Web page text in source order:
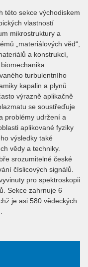
této sekce východiskem
vlastností
mikrostruktury a
„materiálových věd“,
a konstrukcí,
turbulentního
kapalin a plynů
výrazně aplikačně
se soustřeďuje
problémy udržení a
aplikované fyziky
výsledky také
vědy a techniky.
srozumitelné české
číslicových signálů.
pro spektroskopii
Sekce zahrnuje 6
je asi 580 vědeckých